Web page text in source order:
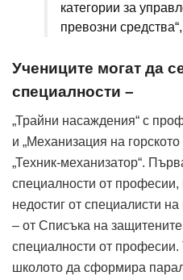
категории за
превозни
Учениците могат да
специалности –
„Трайни насаждения“ с
и „Механизация на
„Техник-механизатор“.
специалности от професии,
недостиг от специалисти
– от Списъка на
специалности от
школото да сформира